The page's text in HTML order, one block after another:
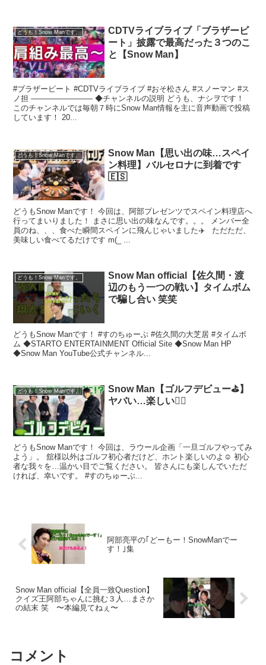
どうも！Snow Manです。
CDTVライブライブ「ブラザービ
ート」披露で最高だった３つのこ
と【Snow Man】
#ブラザービート #CDTVライブライブ #おそ松さん #スノーマン #ス
ノ担 ―――――――― ◆チャンネルの説明 どうも、ナシヲです！
このチャンネルでは毎朝７時にSnow Man情報を主に音声動画で投稿
しています！ 20...
どうも！Snow Manです。
Snow Man【思い出の味…スペイ
ン料理】バルセロナに到着です
🇪🇸
どうもSnow Manです！ 今回は、阿部プレゼンツでスペイン料理店へ
行ってまいりました！ まさに思い出の味なんです。。。 メンバー全
員のね、、、食べた瞬間スペインに飛んじゃいました✈️ ただただ、
美味しい食べてるだけです m(_ ...
どうも！Snow Manです。
Snow Man official【佐久間・渡
辺のもう一つの戦い】タイムボム
で騙し合い 笑笑
どうもSnow Manです！ #すのちゅーぶ #佐久間の大芝居 #タイムボ
ム ◆STARTO ENTERTAINMENT Official Site ◆Snow Man HP
◆Snow Man YouTube公式チャンネル...
どうも！Snow Manです。
Snow Man【ゴルフデビュー⛳️】
ヤバい…楽しい🏌️‍♀️
どうもSnow Manです！ 今回は、ラウール企画「一旦ゴルフやってみ
よう」。 舘様以外はゴルフ初心者だけど、ホント楽しいのよ☺️ 初心
者な我々を…温かい目でご覧ください。 皆さんにも楽しんでいただ
ければ、幸いです。 #すのちゅーぶ...
阿部亮平の｢どーもー！SnowManでー
す！｣集
Snow Man official【全員一致Question】
クイズ王阿部ちゃんに挑む３人…まさか
の結末 笑 〜本編見てねぇ〜
コメント